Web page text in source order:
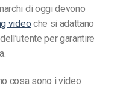
di oggi devono
video che si adattano
per garantire
cosa sono i video